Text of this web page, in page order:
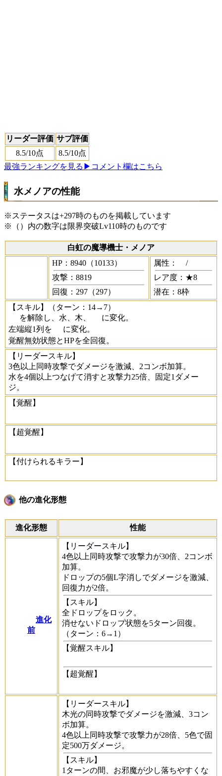
リーダー評価 サブ評価
8.5/10点 8.5/10点
最強ランキングを見る ▶コメント欄はこちら
水メノアの性能
※ステータスは+297時のものを掲載しています
※（）内の数字は限界突破Lv110時のものです
白虹の魔導機士・メノア
HP：8940（10133）
攻撃：8819
回復：297（297）
属性：
/
レア度：★8
潜在：8枠
【スキル】
（ターン：14→7）
を解除し、水、木、
に変化。
左端縦1列を
に変化。
覚醒無効状態とHPを全回復。
【リーダースキル】
3色以上同時攻撃でダメージを激減、2コンボ加算。
水を4個以上つなげて消すと攻撃力25倍、固定1ダメー
ジ。
【覚醒】
【超覚醒】
【付けられるキラー】
他の進化形態
進化形態 性能
進化
前
【リーダースキル】
4色以上同時攻撃で攻撃力が30倍、2コンボ
加算。
ドロップの5個L字消しでダメージを激減、
回復力が2倍。
【スキル】
全ドロップをロック。
消せないドロップ状態を5ターン回復。
（ターン：6→1）
【覚醒スキル】
【超覚醒】
【リーダースキル】
木光の同時攻撃でダメージを激減、3コン
ボ加算。
4色以上同時攻撃で攻撃力が28倍、5色で固
定500万ダメージ。
【スキル】
1ターンの間、お邪魔が少し落ちやすくな